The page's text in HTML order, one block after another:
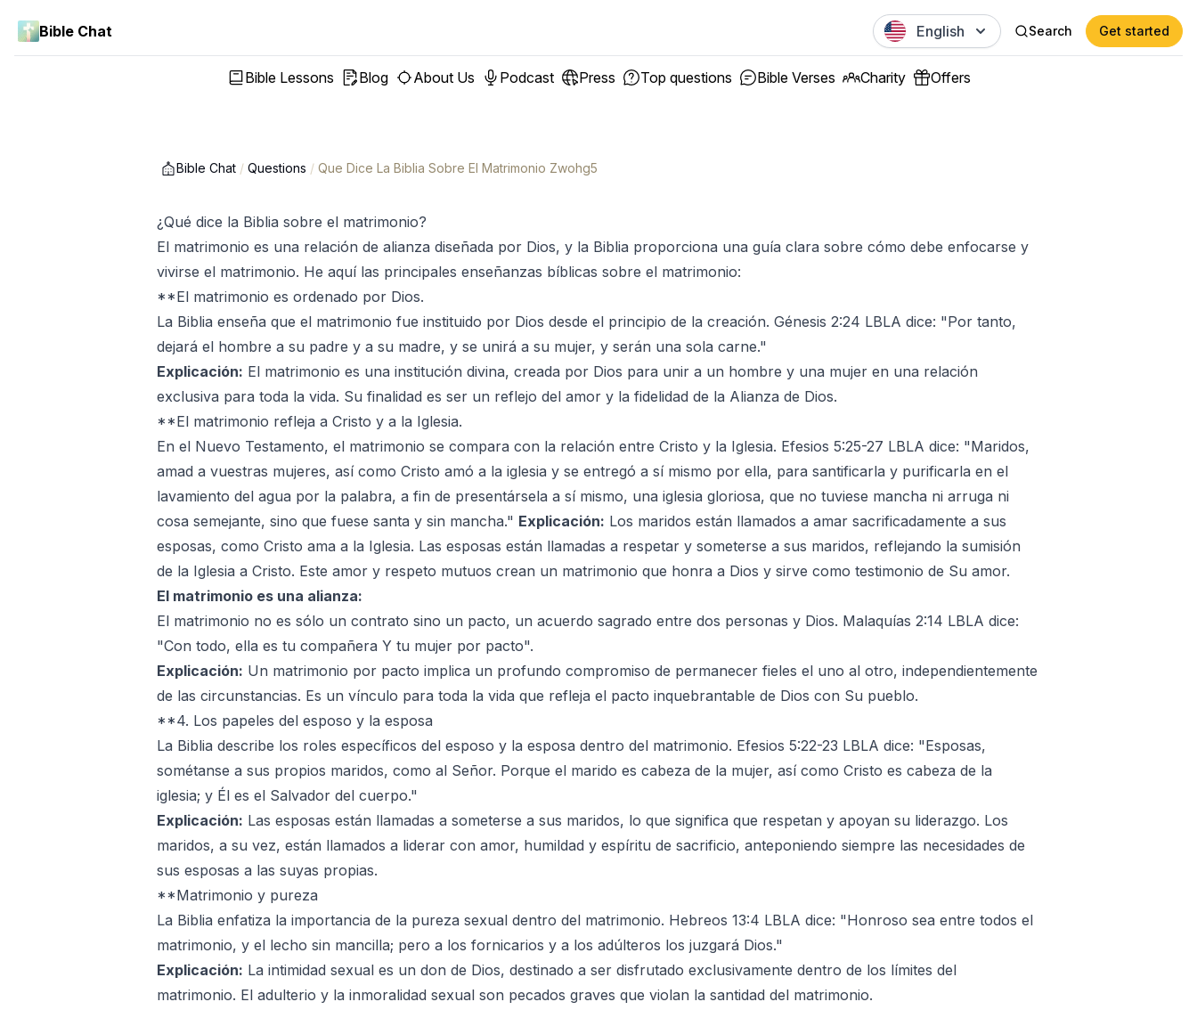
Bible Chat English Search Get started
Bible Lessons Blog About Us Podcast Press Top questions Bible Verses Charity Offers
Bible Chat / Questions / Que Dice La Biblia Sobre El Matrimonio Zwohg5
¿Qué dice la Biblia sobre el matrimonio?
El matrimonio es una relación de alianza diseñada por Dios, y la Biblia proporciona una guía clara sobre cómo debe enfocarse y
vivirse el matrimonio. He aquí las principales enseñanzas bíblicas sobre el matrimonio:
**El matrimonio es ordenado por Dios.
La Biblia enseña que el matrimonio fue instituido por Dios desde el principio de la creación. Génesis 2:24 LBLA dice: "Por tanto,
dejará el hombre a su padre y a su madre, y se unirá a su mujer, y serán una sola carne."
Explicación: El matrimonio es una institución divina, creada por Dios para unir a un hombre y una mujer en una relación
exclusiva para toda la vida. Su finalidad es ser un reflejo del amor y la fidelidad de la Alianza de Dios.
**El matrimonio refleja a Cristo y a la Iglesia.
En el Nuevo Testamento, el matrimonio se compara con la relación entre Cristo y la Iglesia. Efesios 5:25-27 LBLA dice: "Maridos,
amad a vuestras mujeres, así como Cristo amó a la iglesia y se entregó a sí mismo por ella, para santificarla y purificarla en el
lavamiento del agua por la palabra, a fin de presentársela a sí mismo, una iglesia gloriosa, que no tuviese mancha ni arruga ni
cosa semejante, sino que fuese santa y sin mancha." Explicación: Los maridos están llamados a amar sacrificadamente a sus
esposas, como Cristo ama a la Iglesia. Las esposas están llamadas a respetar y someterse a sus maridos, reflejando la sumisión
de la Iglesia a Cristo. Este amor y respeto mutuos crean un matrimonio que honra a Dios y sirve como testimonio de Su amor.
El matrimonio es una alianza:
El matrimonio no es sólo un contrato sino un pacto, un acuerdo sagrado entre dos personas y Dios. Malaquías 2:14 LBLA dice:
"Con todo, ella es tu compañera Y tu mujer por pacto".
Explicación: Un matrimonio por pacto implica un profundo compromiso de permanecer fieles el uno al otro, independientemente
de las circunstancias. Es un vínculo para toda la vida que refleja el pacto inquebrantable de Dios con Su pueblo.
**4. Los papeles del esposo y la esposa
La Biblia describe los roles específicos del esposo y la esposa dentro del matrimonio. Efesios 5:22-23 LBLA dice: "Esposas,
sométanse a sus propios maridos, como al Señor. Porque el marido es cabeza de la mujer, así como Cristo es cabeza de la
iglesia; y Él es el Salvador del cuerpo."
Explicación: Las esposas están llamadas a someterse a sus maridos, lo que significa que respetan y apoyan su liderazgo. Los
maridos, a su vez, están llamados a liderar con amor, humildad y espíritu de sacrificio, anteponiendo siempre las necesidades de
sus esposas a las suyas propias.
**Matrimonio y pureza
La Biblia enfatiza la importancia de la pureza sexual dentro del matrimonio. Hebreos 13:4 LBLA dice: "Honroso sea entre todos el
matrimonio, y el lecho sin mancilla; pero a los fornicarios y a los adúlteros los juzgará Dios."
Explicación: La intimidad sexual es un don de Dios, destinado a ser disfrutado exclusivamente dentro de los límites del
matrimonio. El adulterio y la inmoralidad sexual son pecados graves que violan la santidad del matrimonio.